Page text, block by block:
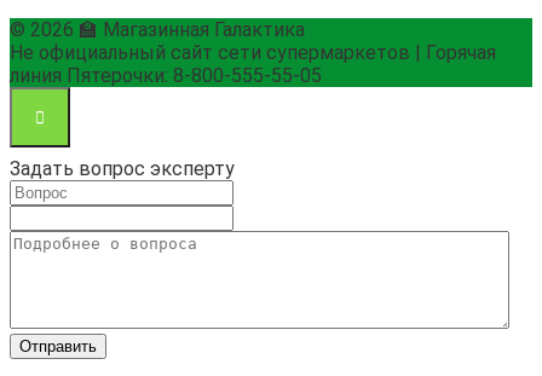
© 2026 🏫 Магазинная Галактика
Не официальный сайт сети супермаркетов | Горячая
линия Пятерочки: 8-800-555-55-05
Задать вопрос эксперту